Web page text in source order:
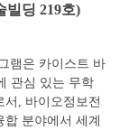
빌딩 219호)
램은 카이스트 바
관심 있는 무학
서, 바이오정보전
분야에서 세계